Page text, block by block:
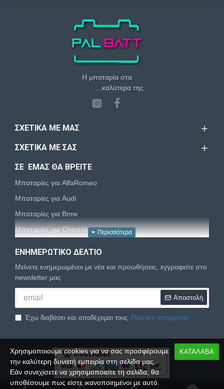
Η μπαταρία στα
...καλύτερα της
ΣΧΕΤΙΚΆ ΜΕ ΜΑΣ
ΣΧΕΤΙΚΆ ΜΕ ΣΑΣ
ΣΕ ΕΜΑΣ ΘΑ ΒΡΕΙΤΕ
Μπαταρίες για AlfaRomeo
Μπαταρίες για Audi
Μπαταρίες για Bmw
Μπαταρίες για Chevrolet
Μπαταρίες για Dacia
Μπαταρίες για Daewoo
Μπαταρίες για Daihatsu
Μπαταρίες για Dodge
Μπαταρίες για Fiat
Μπαταρίες για Ford
Μπαταρίες για Honda
Μπαταρίες για Hyundai
ΕΝΗΜΕΡΩΤΙΚΌ ΔΕΛΤΊΟ
Μείνετε ενημερωμένοι με νέα και προωθήσεις, εγγραφείτε στο
newsletter μας
Αποστολή
Έχω διαβάσει και αποδέχομαι τους Πολιτική απορρήτου
ΚΑΤΑΛΑΒΑ
Χρησιμοποιούμε cookies για να σας προσφέρουμε
την καλύτερη δυνατή εμπειρία στη σελίδα μας.
Εάν συνεχίσετε να χρησιμοποιείτε τη σελίδα, θα
υποθέσουμε πως είστε ικανοποιημένοι με αυτό.